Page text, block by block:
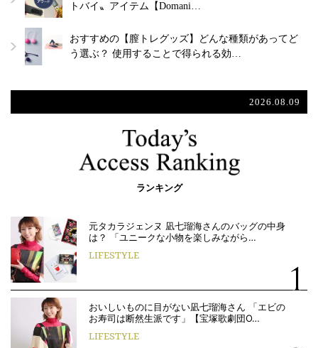
トバイ〟アイテム【Domani…
おすすめの【膣トレグッズ】どんな種類があってど
う選ぶ？ 使用することで得られる効…
2026.08.09
ランキング
元タカラジェンヌ 凪七瑠海さんのバッグの中身
は？ 「ユニークな小物を楽しみながら…
LIFESTYLE
おいしいものに目がない凪七瑠海さん 「エビの
お寿司は断然生派です」【宝塚歌劇団O…
LIFESTYLE